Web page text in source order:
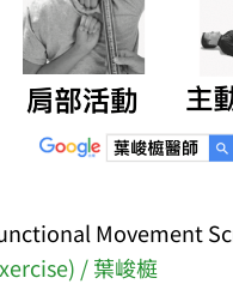
Movement
/葉峻榳